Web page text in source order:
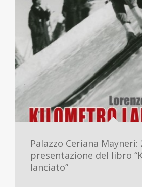
Palazzo Ceriana
presentazione del libro
lanciato”